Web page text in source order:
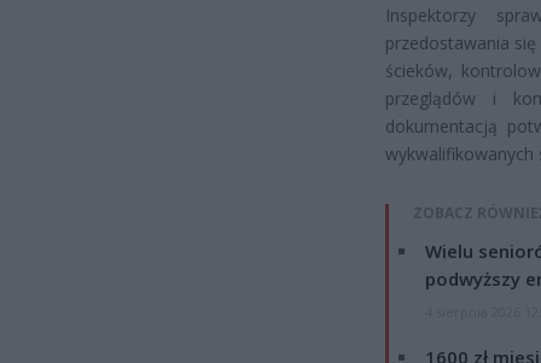
Inspektorzy
przedostawania
ścieków,
przeglądów i
dokumentacją
wykwalifikowanych
ZOBACZ
Wielu
podwyższy
1600 zł